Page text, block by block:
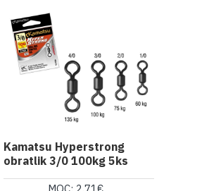
Kamatsu Hyperstrong
obratlik 3/0 100kg 5ks